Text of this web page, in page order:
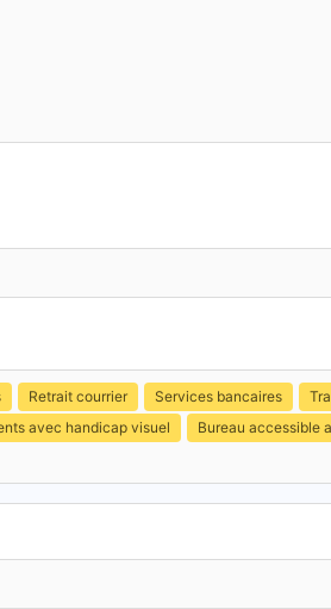
Retrait courrier Services bancaires
avec handicap visuel
Bureau accessible